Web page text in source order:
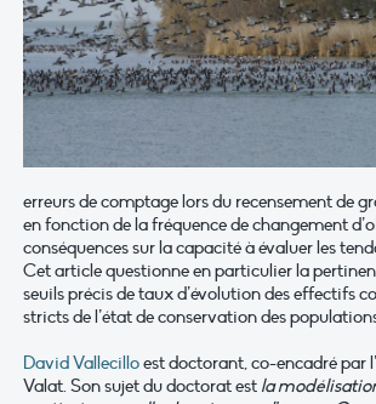
erreurs de comptage lors du recensement de
en fonction de la fréquence de changement
conséquences sur la capacité à évaluer les
Cet article questionne en particulier la
seuils précis de taux d’évolution des effectifs
stricts de l’état de conservation des
David Vallecilloest doctorant, co-encadré par
Valat. Son sujet du doctorat est la